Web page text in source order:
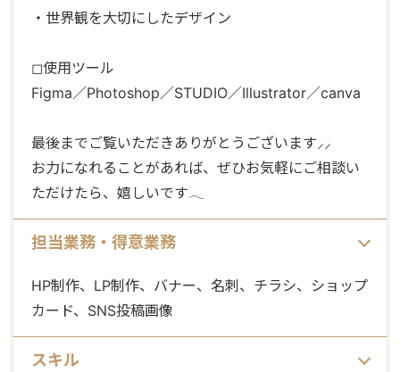
・世界観を大切にしたデザイン
◻︎使用ツール
Figma／Photoshop／STUDIO／Illustrator／canva
最後までご覧いただきありがとうございます⸝⸝
お力になれることがあれば、ぜひお気軽にご相談い
ただけたら、嬉しいです𓂃
担当業務・得意業務
HP制作、LP制作、バナー、名刺、チラシ、ショップ
カード、SNS投稿画像
スキル